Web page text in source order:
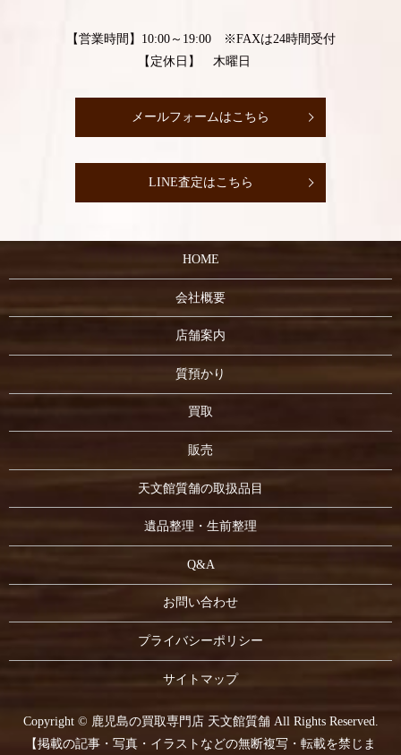
【営業時間】10:00～19:00 ※FAXは24時間受付
【定休日】 木曜日
メールフォームはこちら
LINE査定はこちら
HOME
会社概要
店舗案内
質預かり
買取
販売
天文館質舗の取扱品目
遺品整理・生前整理
Q&A
お問い合わせ
プライバシーポリシー
サイトマップ
Copyright © 鹿児島の買取専門店 天文館質舗 All Rights Reserved.
【掲載の記事・写真・イラストなどの無断複写・転載を禁じま